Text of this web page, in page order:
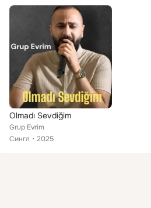
Olmadı Sevdiğim
Grup Evrim
Сингл
2025